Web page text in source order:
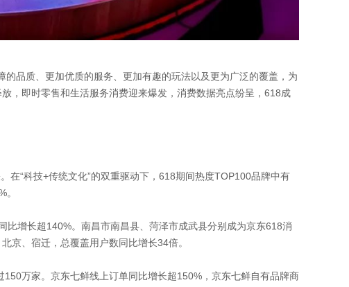
品质、更加优质的服务、更加有趣的玩法以及更为广泛的覆盖，为
，即时零售和生活服务消费迎来爆发，消费数据亮点纷呈，618成
在“科技+传统文化”的双重驱动下，618期间热度TOP100品牌中有
增长超140%。南昌市南昌县、菏泽市成武县分别成为京东618消
京、宿迁，总覆盖用户数同比增长34倍。
万家。京东七鲜线上订单同比增长超150%，京东七鲜自有品牌商